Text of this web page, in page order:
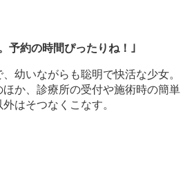
予約の時間ぴったりね！｣
幼いながらも聡明で快活な少女。
か、診療所の受付や施術時の簡単
はそつなくこなす。